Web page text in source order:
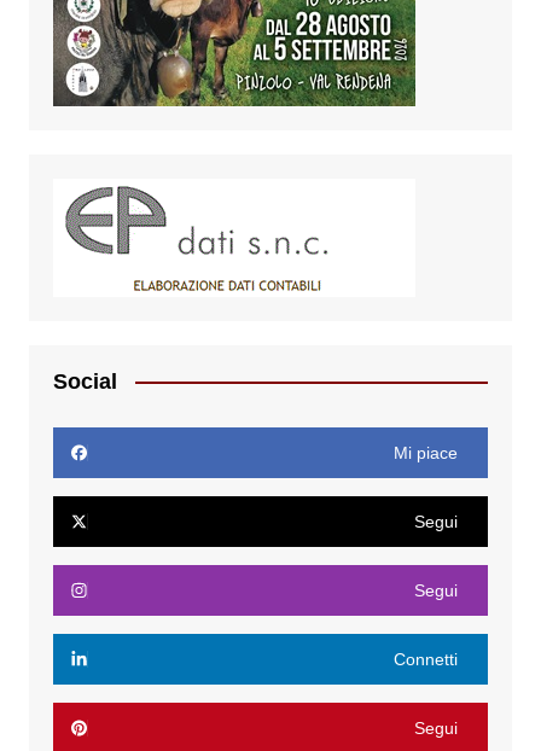
Social
Mi piace
Segui
Segui
Connetti
Segui